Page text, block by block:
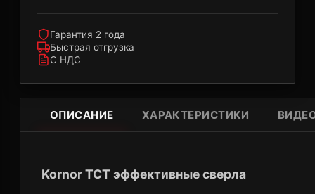
ОПИСАНИЕ ХАРАКТЕРИСТИКИ
Kornor TCT эффективные сверла
Гарантия 2 года
Быстрая отгрузка
С НДС